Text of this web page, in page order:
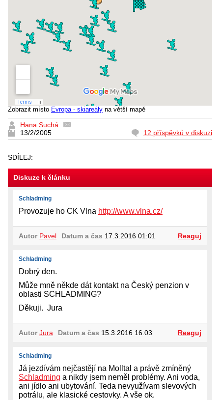
Zobrazit místo Evropa - skiareály na větší mapě
Hana Suchá
13/2/2005
12 příspěvků v diskuzi
SDÍLEJ:
Diskuze k článku
Schladming
Provozuje ho CK Vlna http://www.vlna.cz/
Autor Pavel Datum a čas 17.3.2016 01:01 Reaguj
Schladming
Dobrý den.
Může mně někde dát kontakt na Český penzion v
oblasti SCHLADMING?
Děkuji. Jura
Autor Jura Datum a čas 15.3.2016 16:03 Reaguj
Schladming
Já jezdívám nejčastějí na Molltal a právě zmíněný
Schladming a nikdy jsem neměl problémy. Ani voda,
ani jídlo ani ubytování. Teda nevyužívam slevových
potrálu, ale klasické cestovky. A vše ok.